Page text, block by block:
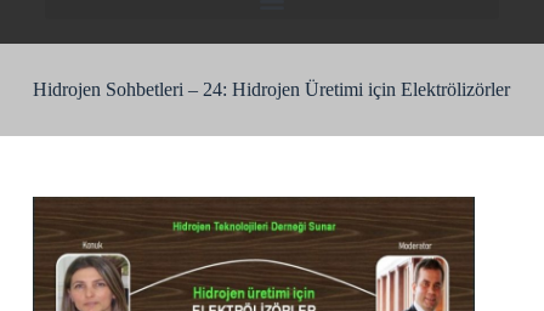
Hidrojen Sohbetleri – 24: Hidrojen Üretimi için Elektrölizörler